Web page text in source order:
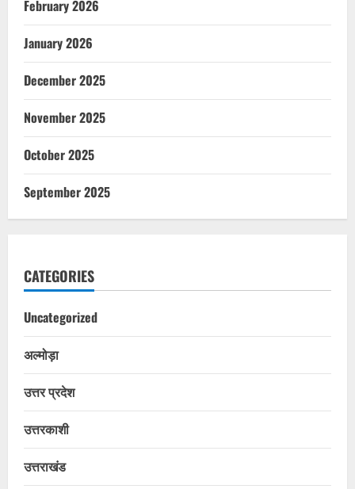
February 2026
January 2026
December 2025
November 2025
October 2025
September 2025
CATEGORIES
Uncategorized
अल्मोड़ा
उत्तर प्रदेश
उत्तरकाशी
उत्तराखंड